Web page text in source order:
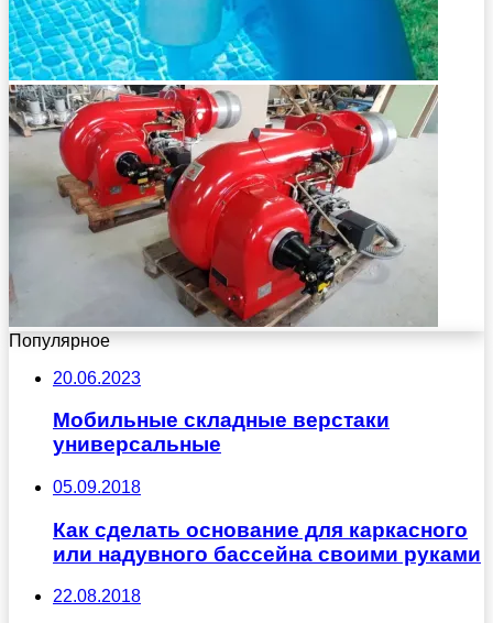
Популярное
20.06.2023
Мобильные складные верстаки
универсальные
05.09.2018
Как сделать основание для каркасного
или надувного бассейна своими руками
22.08.2018